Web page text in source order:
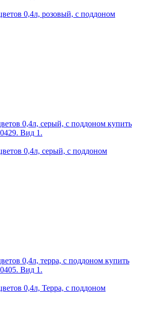
0,4л, розовый, с поддоном
0,4л, серый, с поддоном
0,4л, Терра, с поддоном